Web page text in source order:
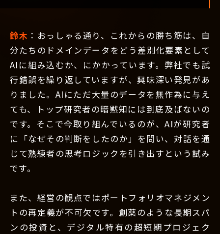
鈴木 ：おっしゃる通り、これからの勝ち筋は、自
分たちのドメインデータをどう差別化要素として
AIに組み込むか、にかかっています。弊社でも試
行錯誤を繰り返していますが、興味深い発見があ
りました。AIにただ大量のデータを無作為に与え
ても、トップ研究者の暗黙知には到底及ばないの
です。そこで今取り組んでいるのが、AIが研究者
に「なぜその判断をしたのか」を問い、対話を通
じて熟練者の思考ロジックを引き出すという試み
です。
また、経営の観点ではポートフォリオマネジメン
トの再定義が不可欠です。創薬のような長期スパ
ンの投資と、デジタル特有の超短期プロジェク